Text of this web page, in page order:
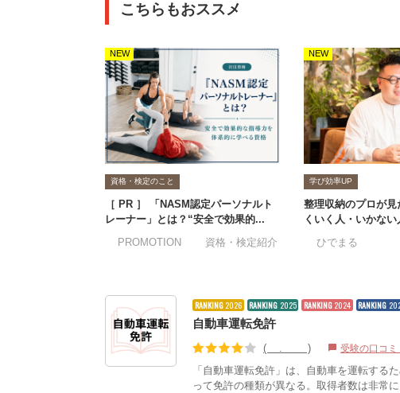
こちらもおススメ
NEW
資格・検定のこと
［ PR ］ 「NASM認定パーソナルト
レーナー」とは？“安全で効果的...
#PROMOTION
#資格・検定紹介
NEW
学び効率UP
整理収納のプロが
くいく人・いかな
#ひでまる
RANKING2026 RANKING 2025 RANKING 2024 RANKING
自動車運転免許
(4.12) chat_bubble 受験の口コ
「自動車運転免許」は、自動車を運転する
って免許の種類が異なる。取得者数は非常